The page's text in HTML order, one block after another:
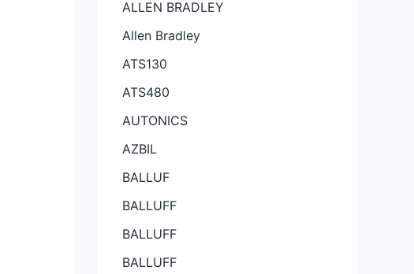
ALLEN BRADLEY
Allen Bradley
ATS130
ATS480
AUTONICS
AZBIL
BALLUF
BALLUFF
BALLUFF
BALLUFF